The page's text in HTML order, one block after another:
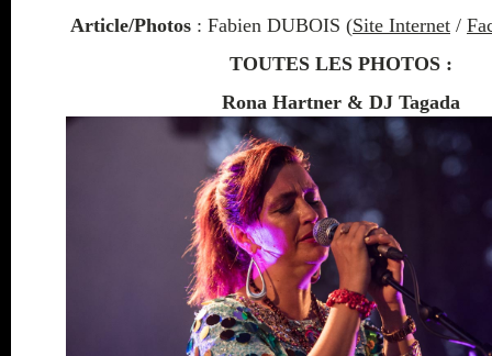
Article/Photos : Fabien DUBOIS (Site Internet /
TOUTES LES PHOTOS :
Rona Hartner & DJ Tagada